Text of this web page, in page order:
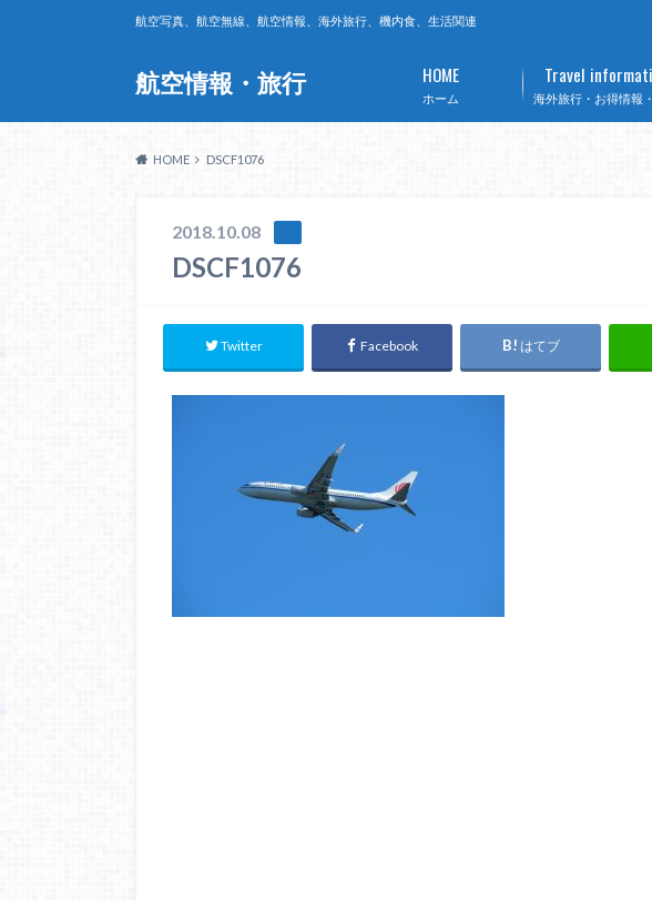
航空情報・旅行
航空写真、航空無線、航空情報、海外旅行、機内食、生活関連
ホーム
HOME
海外旅行・お得情報
Travel
HOME DSCF1076
2018.10.08
DSCF1076
Twitter Facebook はてブ